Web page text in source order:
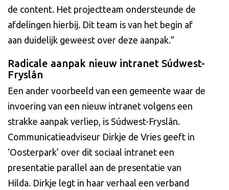
de content. Het projectteam ondersteunde de
afdelingen hierbij. Dit team is van het begin af
aan duidelijk geweest over deze aanpak.”
Radicale aanpak nieuw intranet Súdwest-
Fryslân
Een ander voorbeeld van een gemeente waar de
invoering van een nieuw intranet volgens een
strakke aanpak verliep, is Súdwest-Fryslân.
Communicatieadviseur Dirkje de Vries geeft in
‘Oosterpark’ over dit sociaal intranet een
presentatie parallel aan de presentatie van
Hilda. Dirkje legt in haar verhaal een verband